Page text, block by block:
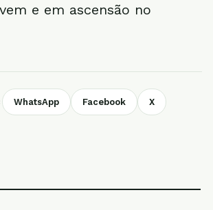
e em ascensão no
WhatsApp Facebook X